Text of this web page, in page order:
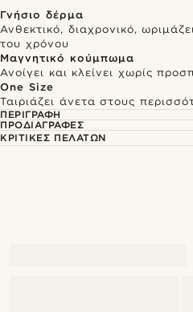
Γνήσιο δέρμα
Ανθεκτικό, διαχρονικό,
του χρόνου
Μαγνητικό κούμπωμα
Ανοίγει και κλείνει χωρίς
One Size
Ταιριάζει άνετα στους
ΠΕΡΙΓΡΑΦΉ
ΠΡΟΔΙΑΓΡΑΦΈΣ
ΚΡΙΤΙΚΈΣ ΠΕΛΑΤΏΝ